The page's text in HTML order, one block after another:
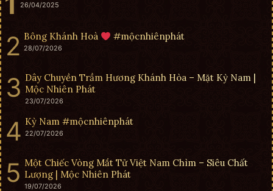
26/04/2025
Bông Khánh Hoà #mộcnhiênphát
28/07/2026
Dây Chuyền Trầm Hương Khánh Hòa – Mặt Kỳ Nam |
Mộc Nhiên Phát
23/07/2026
Kỳ Nam #mộcnhiênphát
22/07/2026
Một Chiếc Vòng Mắt Tử Việt Nam Chìm – Siêu Chất
Lượng | Mộc Nhiên Phát
19/07/2026